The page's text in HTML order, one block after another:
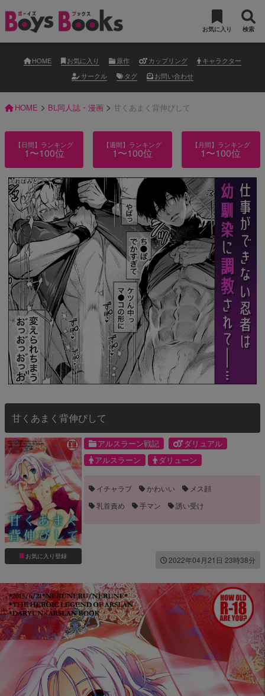
お気に入り 検索
HOME お気に入り 原作 カップリング
キャラクター
サークル
タグ お問い合わせ
HOME > BL同人誌・漫画 > 甘くあまく背伸びして
【日間】ランキング
1〜100位
【週間】ランキング
1〜100位
【月間】ランキング
1〜100位
甘くあまく背伸びして
お気に入り登録
アルスラーン戦記
ダリュアル
アルスラーン
ダリューン
イチャラブ かわいい
メス顔
乳首責め
手マン 誘い受け
2022年04月21日 23時38分